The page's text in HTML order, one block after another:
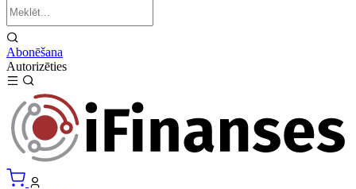
Abonēšana
Autorizēties